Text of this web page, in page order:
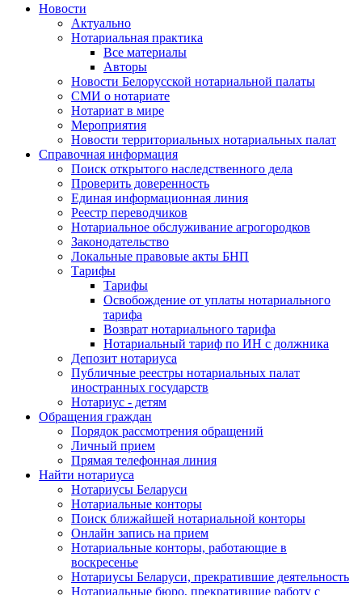
Новости
Актуально
Нотариальная практика
Все материалы
Авторы
Новости Белорусской нотариальной палаты
СМИ о нотариате
Нотариат в мире
Мероприятия
Новости территориальных нотариальных палат
Справочная информация
Поиск открытого наследственного дела
Проверить доверенность
Единая информационная линия
Реестр переводчиков
Нотариальное обслуживание агрогородков
Законодательство
Локальные правовые акты БНП
Тарифы
Тарифы
Освобождение от уплаты нотариального
тарифа
Возврат нотариального тарифа
Нотариальный тариф по ИН с должника
Депозит нотариуса
Публичные реестры нотариальных палат
иностранных государств
Нотариус - детям
Обращения граждан
Порядок рассмотрения обращений
Личный прием
Прямая телефонная линия
Найти нотариуса
Нотариусы Беларуси
Нотариальные конторы
Поиск ближайшей нотариальной конторы
Онлайн запись на прием
Нотариальные конторы, работающие в
воскресенье
Нотариусы Беларуси, прекратившие деятельность
Нотариальные бюро, прекратившие работу с